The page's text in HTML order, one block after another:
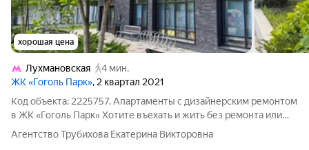
хорошая цена
Лухмановская
4 мин.
ЖК «Гоголь Парк», 2 квартал 2021
Код объекта: 2225757. Апартаменты с дизайнерским ремонтом
в ЖК «Гоголь Парк» Хотите въехать и жить без ремонта или
получать стабильный доход без хлопот? Предлагаем готовые
апартаменты с продуманным интерьером, потолками высотой
Агентство Трубихова Екатерина Викторовна